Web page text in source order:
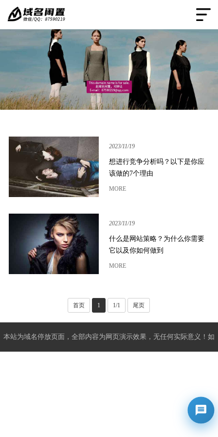
2023/11/19
想进行竞争分析吗？以下是你应
该做的7个理由
MORE
2023/11/19
什么是网站策略？为什么你需要
它以及你如何做到
MORE
首页 1 1/1 尾页
本站为域名停放页面，全部内容为网页演示效果，无任何实际意义！如